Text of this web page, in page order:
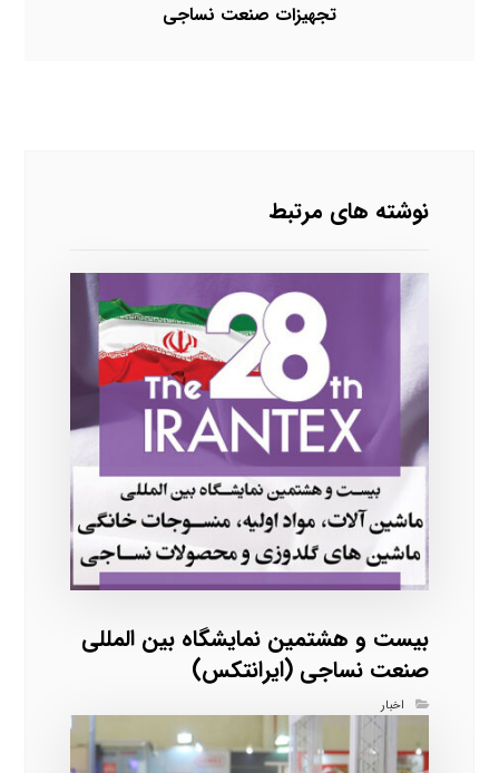
تجهیزات صنعت نساجی
نوشته های مرتبط
بیست و هشتمین نمایشگاه بین المللی
صنعت نساجی (ایرانتکس)
اخبار